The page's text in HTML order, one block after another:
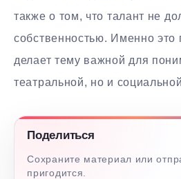
также о том, что талант не
собственностью. Именно это
делает тему важной для
театральной, но и
Поделиться
Сохраните материал или
пригодится.